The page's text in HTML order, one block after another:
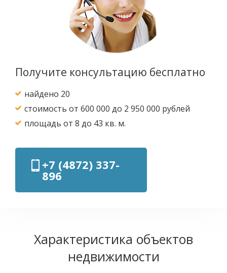
Получите консультацию бесплатно
найдено 20
стоимость от 600 000 до 2 950 000 рублей
площадь от 8 до 43 кв. м.
+7 (4872) 337-
896
Характеристика объектов
недвижимости